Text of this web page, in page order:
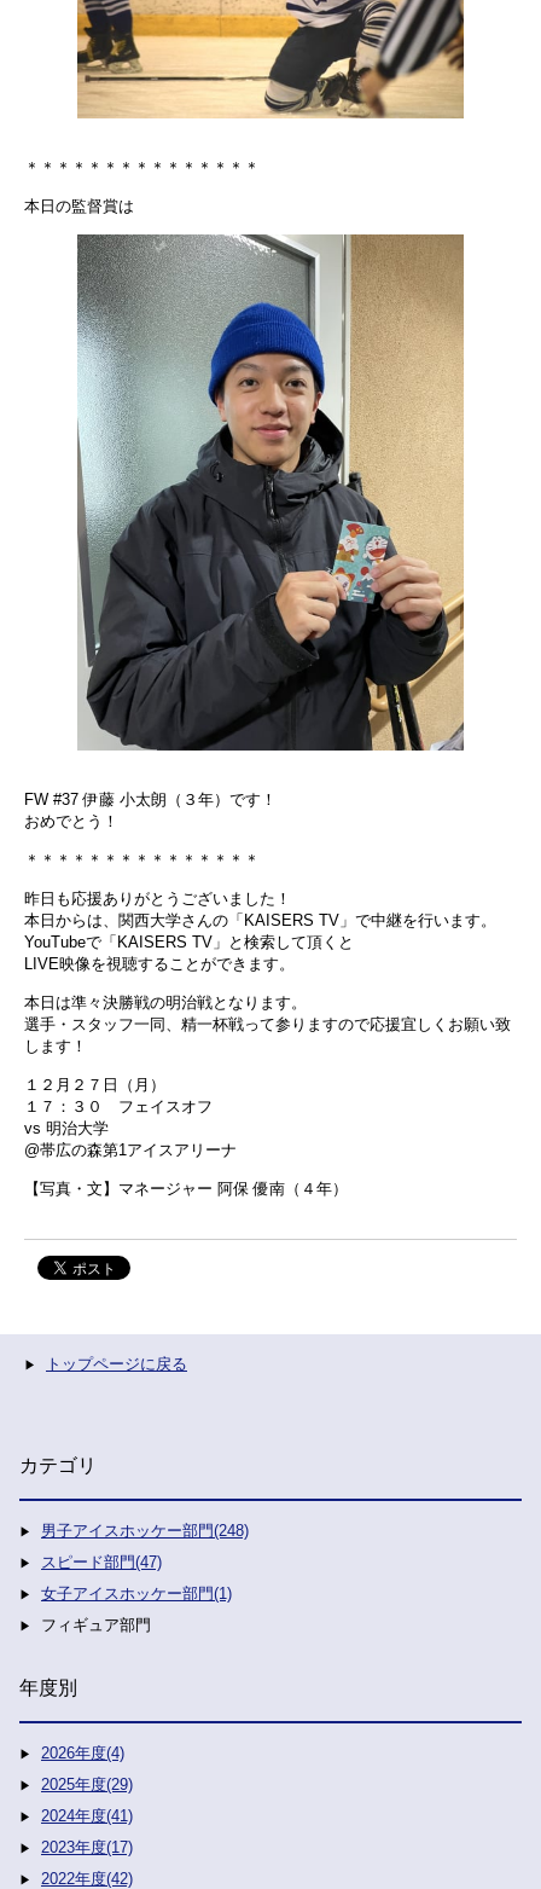
＊＊＊＊＊＊＊＊＊＊＊＊＊＊＊
本日の監督賞は
FW #37 伊藤 小太朗（３年）です！
おめでとう！
＊＊＊＊＊＊＊＊＊＊＊＊＊＊＊
昨日も応援ありがとうございました！
本日からは、関西大学さんの「KAISERS TV」で中継を行います。
YouTubeで「KAISERS TV」と検索して頂くと
LIVE映像を視聴することができます。
本日は準々決勝戦の明治戦となります。
選手・スタッフ一同、精一杯戦って参りますので応援宜しくお願い致
します！
１２月２７日（月）
１７：３０ フェイスオフ
vs 明治大学
@帯広の森第1アイスアリーナ
【写真・文】マネージャー 阿保 優南（４年）
トップページに戻る
カテゴリ
男子アイスホッケー部門(248)
スピード部門(47)
女子アイスホッケー部門(1)
フィギュア部門
年度別
2026年度(4)
2025年度(29)
2024年度(41)
2023年度(17)
2022年度(42)